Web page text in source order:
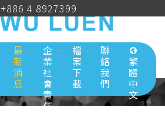
最
新
消
息
企
業
社
會
責
任
檔
案
下
載
聯
絡
我
們
繁
體
中
文
+886 4 8927399